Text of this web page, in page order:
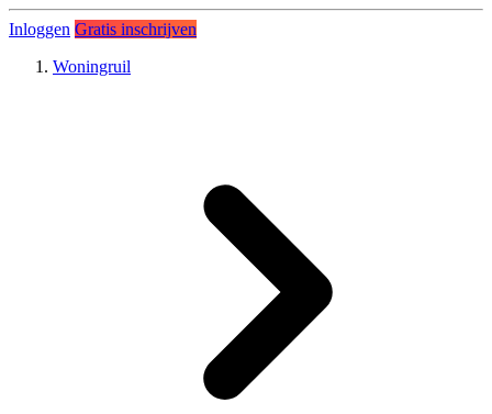
Inloggen Gratis inschrijven
Woningruil